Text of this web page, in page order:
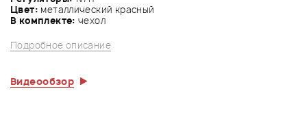
Цвет: металлический красный
В комплекте: чехол
Подробное описание
Видеообзор